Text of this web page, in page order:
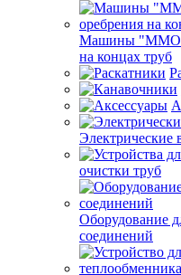
Машины "ММО-
на концах труб
очистки труб
Оборудование
соединений